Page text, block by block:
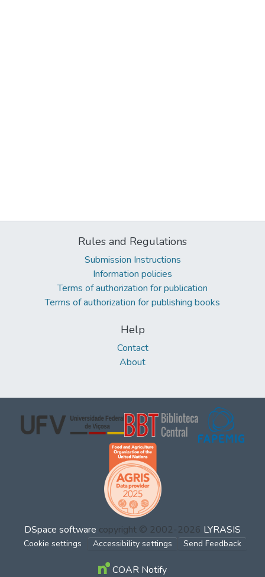
Rules and Regulations
Submission Instructions
Information policies
Terms of authorization for publication
Terms of authorization for publishing books
Help
Contact
About
DSpace software copyright © 2002-2026 LYRASIS
Cookie settings Accessibility settings Send Feedback
COAR Notify